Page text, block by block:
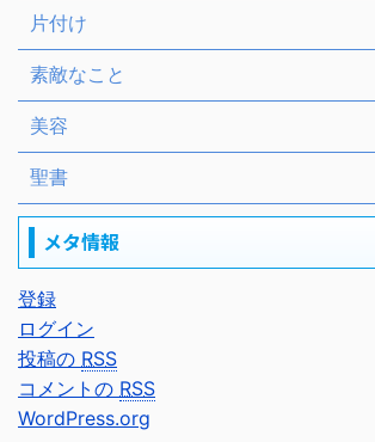
片付け
素敵なこと
美容
聖書
メタ情報
登録
ログイン
投稿の RSS
コメントの RSS
WordPress.org